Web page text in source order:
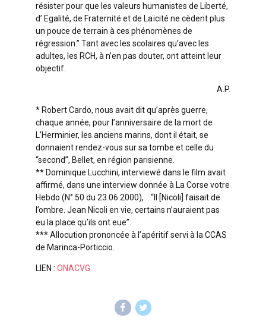
résister pour que les valeurs humanistes de Liberté,
d’ Egalité, de Fraternité et de Laïcité ne cèdent plus
un pouce de terrain à ces phénomènes de
régression.” Tant avec les scolaires qu’avec les
adultes, les RCH, à n’en pas douter, ont atteint leur
objectif.
A.P.
* Robert Cardo, nous avait dit qu’après guerre,
chaque année, pour l’anniversaire de la mort de
L’Herminier, les anciens marins, dont il était, se
donnaient rendez-vous sur sa tombe et celle du
“second”, Bellet, en région parisienne.
** Dominique Lucchini, interviewé dans le film avait
affirmé, dans une interview donnée à La Corse votre
Hebdo (N° 50 du 23.06.2000), : “Il [Nicoli] faisait de
l’ombre. Jean Nicoli en vie, certains n’auraient pas
eu la place qu’ils ont eue”.
*** Allocution prononcée à l’apéritif servi à la CCAS
de Marinca-Porticcio.
LIEN : ONACVG